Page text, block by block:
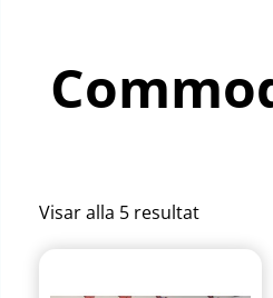
Visar alla 5 resultat